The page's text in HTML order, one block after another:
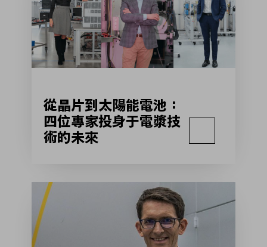
從晶片到太陽能電池：
四位專家投身于電漿技
術的未來